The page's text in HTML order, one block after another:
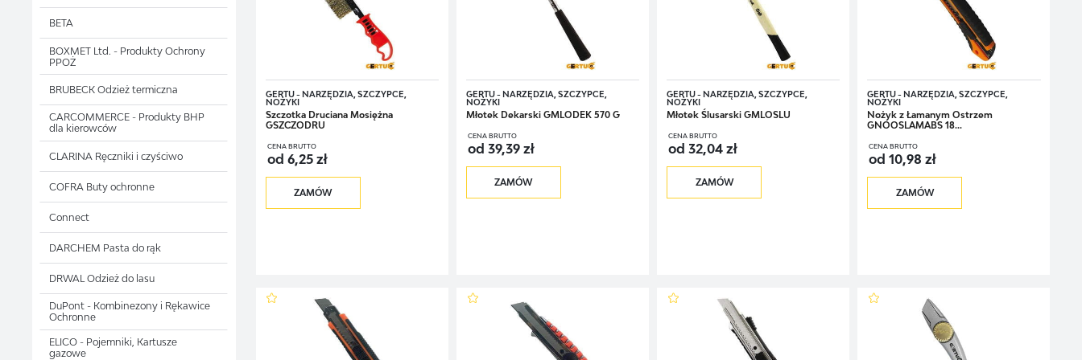
BETA
BOXMET Ltd. - Produkty Ochrony
PPOŻ
BRUBECK Odzież termiczna
CARCOMMERCE - Produkty BHP
dla kierowców
CLARINA Ręczniki i czyściwo
COFRA Buty ochronne
Connect
DARCHEM Pasta do rąk
DRWAL Odzież do lasu
DuPont - Kombinezony i Rękawice
Ochronne
ELICO - Pojemniki, Kartusze
gazowe
młotek dekarski,
młotek ślusarski,
nożyce do blachy,
kielnie,
obcęgi do gwoździ,
szczypce zaciskowe wydłużone
szczypce uniwersalne,
zestaw podstawowych narzędzi do domu i samochodu.
GERTU - NARZĘDZIA, SZCZYPCE,
NOŻYKI
Szczotka Druciana Mosiężna
GSZCZODRU
CENA BRUTTO
od 6,25 zł
ZAMÓW
GERTU - NARZĘDZIA, SZCZYPCE,
NOŻYKI
Młotek Dekarski GMLODEK 570 G
CENA BRUTTO
od 39,39 zł
ZAMÓW
GERTU - NARZĘDZIA, SZCZYPCE,
NOŻYKI
Młotek Ślusarski GMLOSLU
CENA BRUTTO
od 32,04 zł
ZAMÓW
GERTU - NARZĘDZIA, SZCZYPCE,
NOŻYKI
Nożyk z Łamanym Ostrzem
GNOOSLAMABS 18...
CENA BRUTTO
od 10,98 zł
ZAMÓW